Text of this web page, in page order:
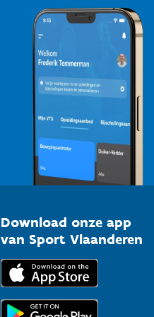
Download onze app
van Sport Vlaanderen